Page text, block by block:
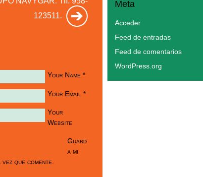
123511.
Your Name *
Your Email *
Your
Website
Guard
a mi
que comente.
Meta
Acceder
Feed de entradas
Feed de comentarios
WordPress.org